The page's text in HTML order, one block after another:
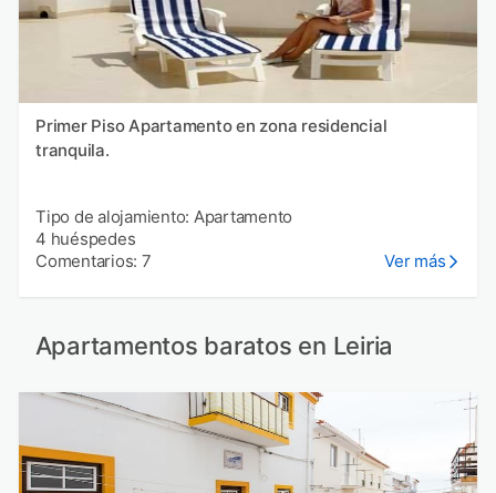
Primer Piso Apartamento en zona residencial
tranquila.
Tipo de alojamiento: Apartamento
4 huéspedes
Comentarios: 7
Ver más
Apartamentos baratos en Leiria